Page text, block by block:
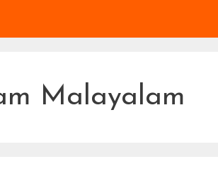
Malayalam